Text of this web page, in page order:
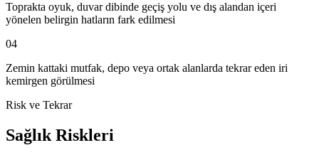
Toprakta oyuk, duvar dibinde geçiş yolu ve dış alandan içeri
yönelen belirgin hatların fark edilmesi
04
Zemin kattaki mutfak, depo veya ortak alanlarda tekrar eden iri
kemirgen görülmesi
Risk ve Tekrar
Sağlık Riskleri